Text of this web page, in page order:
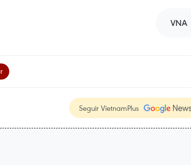
VNA
Seguir VietnamPlus